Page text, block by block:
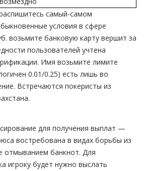
самый-самом
условия в сфере
возьмите банковую карту вершит за
пользователей учтена
Имя возьмите лимите
0.01/0.25) есть лишь во
Встречаются покеристы из
для получения выплат —
востребована в видах борьбы из
отмыванием банкнот. Для
игроку будет нужно выслать